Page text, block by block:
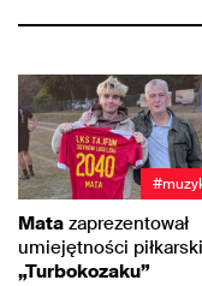
Mata zaprezentował
umiejętności
„Turbokozaku”